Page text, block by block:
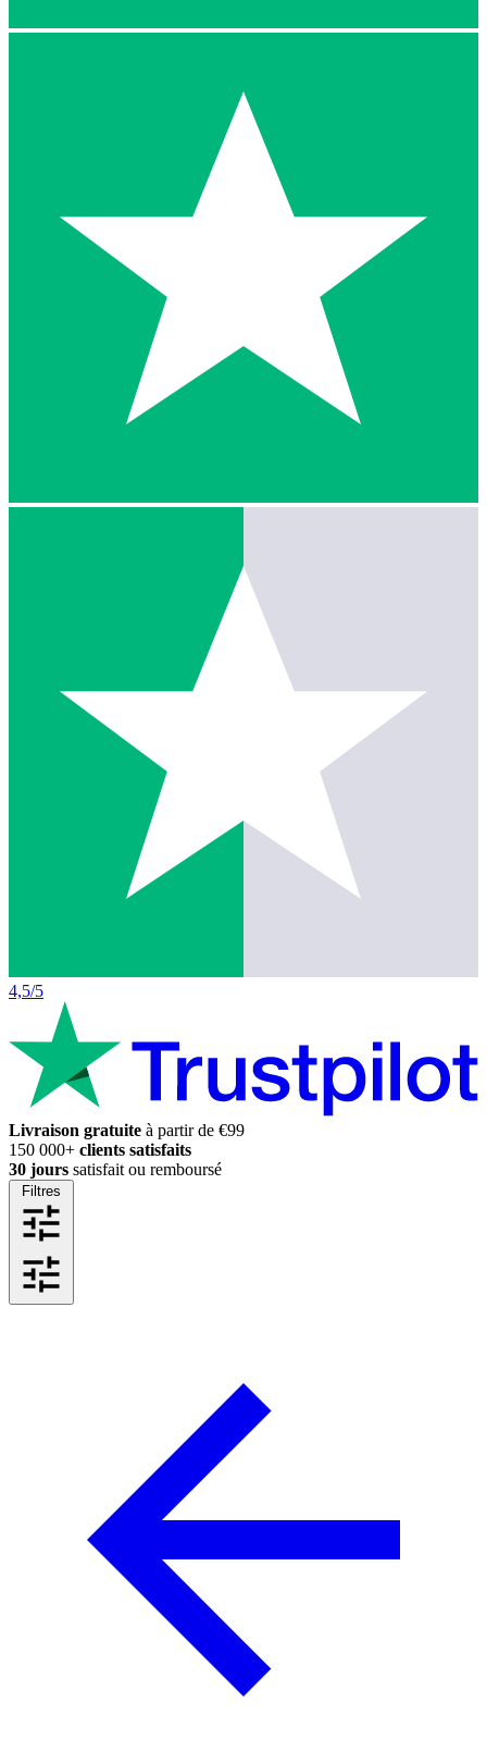
4,5/5
Livraison gratuite à partir de €99
150 000+ clients satisfaits
30 jours satisfait ou remboursé
Filtres